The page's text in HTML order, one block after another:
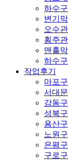
하수
변기
오수
횡주
맨홀
하수
작업후기
마포
서대
강동
성북
용산
노원
은평
구로